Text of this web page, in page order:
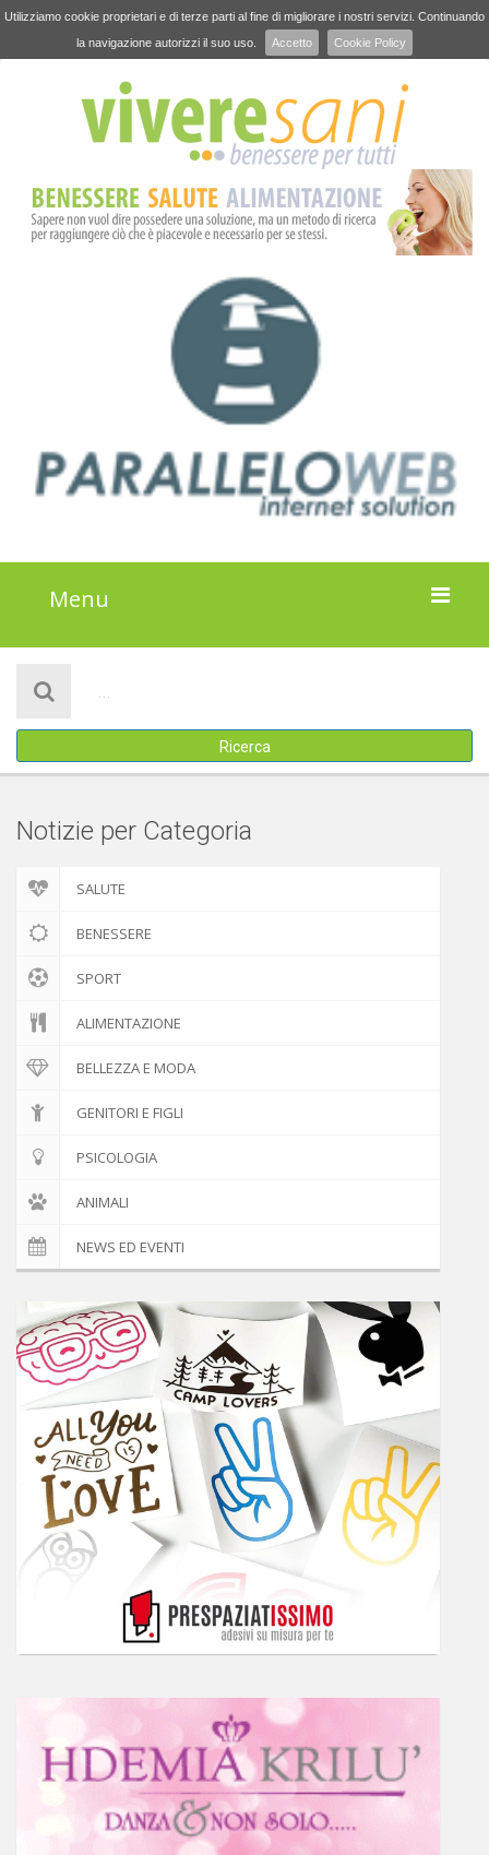
Utilizziamo cookie proprietari e di terze parti al fine di migliorare i nostri servizi. Continuando
la navigazione autorizzi il suo uso.
Accetto Cookie Policy
Menu
ATTIVITÀ
IL PROGETTO
Ricerca
Notizie per Categoria
SALUTE
BENESSERE
SPORT
ALIMENTAZIONE
BELLEZZA E MODA
GENITORI E FIGLI
PSICOLOGIA
ANIMALI
NEWS ED EVENTI